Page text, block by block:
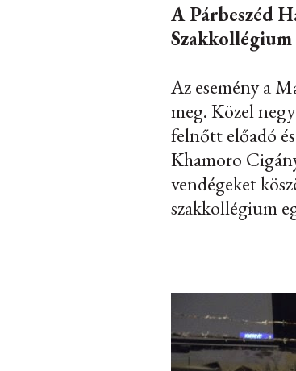
A Párbeszéd
Szakkollégium
Az esemény a
meg. Közel
felnőtt előadó
Khamoro
vendégeket
szakkollégium